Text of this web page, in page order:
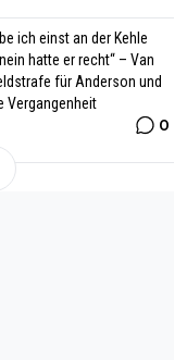
ich einst an der Kehle
hatte er recht“ – Van
für Anderson und
Vergangenheit
0